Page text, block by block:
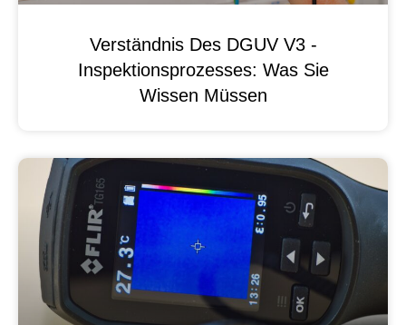
Verständnis Des DGUV V3 -
Inspektionsprozesses: Was Sie
Wissen Müssen